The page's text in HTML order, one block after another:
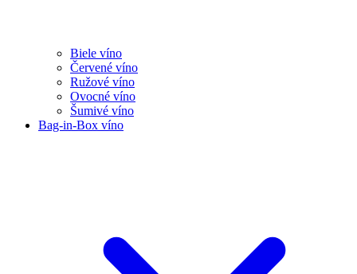
Biele víno
Červené víno
Ružové víno
Ovocné víno
Šumivé víno
Bag-in-Box víno